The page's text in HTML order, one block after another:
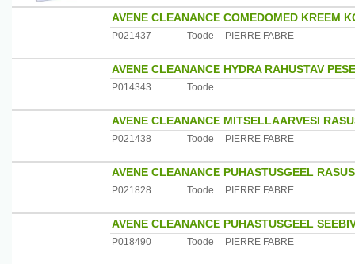
AVENE CLEANANCE COMEDOMED KREEM
P021437 Toode PIERRE FABRE
AVENE CLEANANCE HYDRA RAHUSTAV
P014343 Toode
AVENE CLEANANCE MITSELLAARVESI
P021438 Toode PIERRE FABRE
AVENE CLEANANCE PUHASTUSGEEL
P021828 Toode PIERRE FABRE
AVENE CLEANANCE PUHASTUSGEEL
P018490 Toode PIERRE FABRE